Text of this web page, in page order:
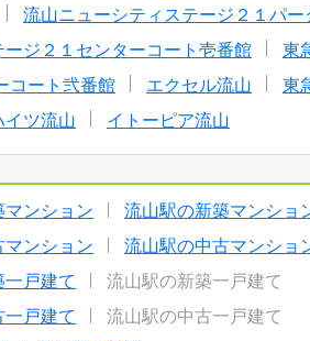
流山ニューシティステージ２１パー
ジ２１センターコート壱番館
東
コート弐番館
エクセル流山
東
イツ流山 イトーピア流山
マンション
流山駅の新築マンショ
マンション
流山駅の中古マンショ
戸建て
流山駅の新築一戸建て
戸建て
流山駅の中古一戸建て